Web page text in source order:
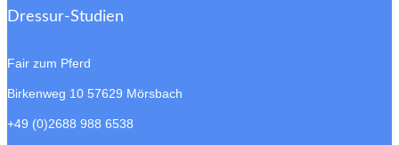
Dressur-Studien
Fair zum Pferd
Birkenweg 10 57629 Mörsbach
+49 (0)2688 988 6538